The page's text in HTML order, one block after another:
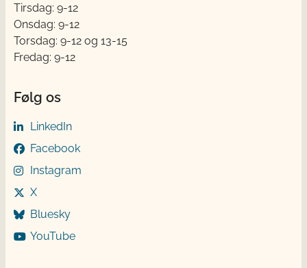
Tirsdag: 9-12
Onsdag: 9-12
Torsdag: 9-12 og 13-15
Fredag: 9-12
Følg os
LinkedIn
Facebook
Instagram
X
Bluesky
YouTube